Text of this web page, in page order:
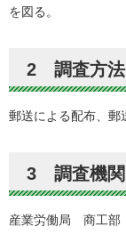
を図る。
2 調査方法
郵送による配布、郵
3 調査機関
産業労働局 商工